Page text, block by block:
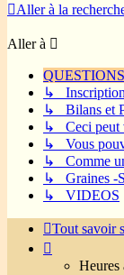
Aller à la
Aller à
↳ Inscription
↳ Bilans et
↳ Ceci peut
↳ Vous
↳ Comme
↳ Graines -
↳ VIDEOS
Tout savoir
Heures